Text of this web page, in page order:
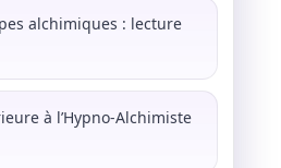
alchimiques : lecture
à l’Hypno-Alchimiste